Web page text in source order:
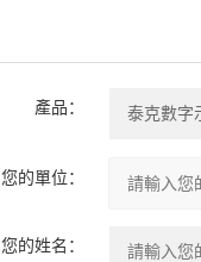
產品：
您的單位：
您的姓名：